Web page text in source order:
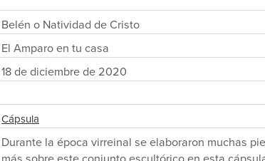
Belén o Natividad de Cristo
El Amparo en tu casa
18 de diciembre de 2020
Cápsula
Durante la época virreinal se elaboraron muchas